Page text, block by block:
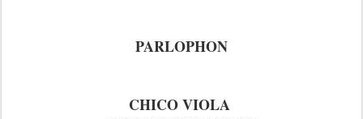
PARLOPHON
CHICO VIOLA